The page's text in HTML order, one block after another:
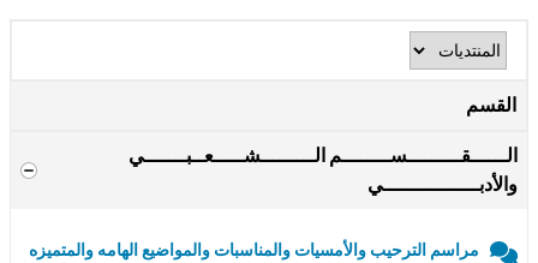
القسم
الــــــقـــــــــســــــــم الـــــــــشـــــعــبـــــــي
والأدبــــــــــــــــي
مراسم الترحيب والأمسيات والمناسبات والمواضيع الهامه والمتميزه